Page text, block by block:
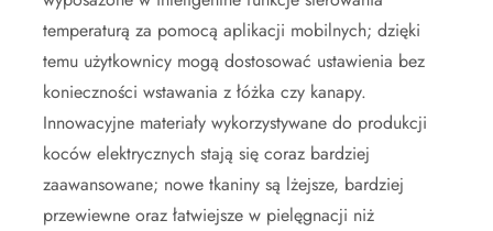
temperaturą za pomocą aplikacji mobilnych; dzięki
temu użytkownicy mogą dostosować ustawienia bez
konieczności wstawania z łóżka czy kanapy.
Innowacyjne materiały wykorzystywane do produkcji
koców elektrycznych stają się coraz bardziej
zaawansowane; nowe tkaniny są lżejsze, bardziej
przewiewne oraz łatwiejsze w pielęgnacji niż